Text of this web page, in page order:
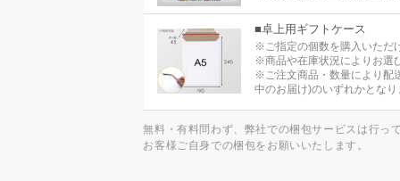
■卓上用ギフトケース
※ご指定の個数を購入いただ
※商品や在庫状況によりお選
※ご注文商品・数量により配
中のお届け)のいずれかとなり
無料・有料問わず、弊社での梱包サービスは行っ
お客様ご自身での梱包をお願いいたします。